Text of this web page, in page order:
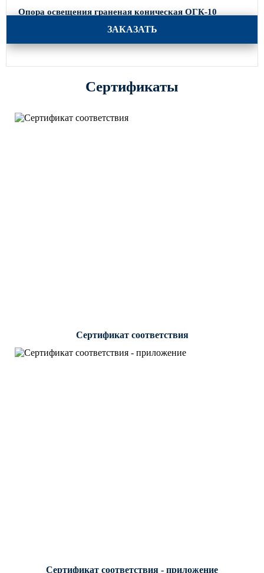
Опора освещения граненая коническая ОГК-10
ЗАКАЗАТЬ
Сертификаты
Сертификат соответствия
Сертификат соответствия - приложение